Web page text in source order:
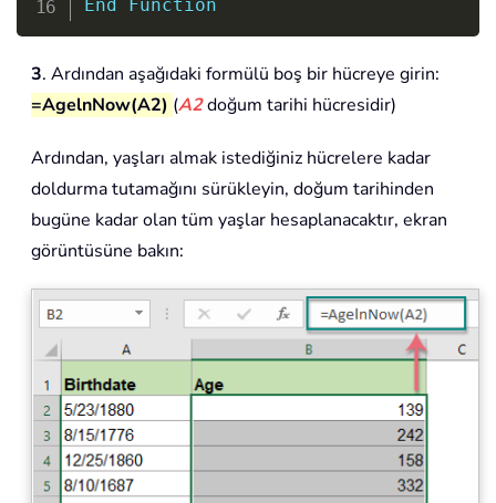
End
Function
3. Ardından aşağıdaki formülü boş bir hücreye girin:
=AgelnNow(A2) (A2doğum tarihi hücresidir)
Ardından, yaşları almak istediğiniz hücrelere kadar
doldurma tutamağını sürükleyin, doğum tarihinden
bugüne kadar olan tüm yaşlar hesaplanacaktır, ekran
görüntüsüne bakın: